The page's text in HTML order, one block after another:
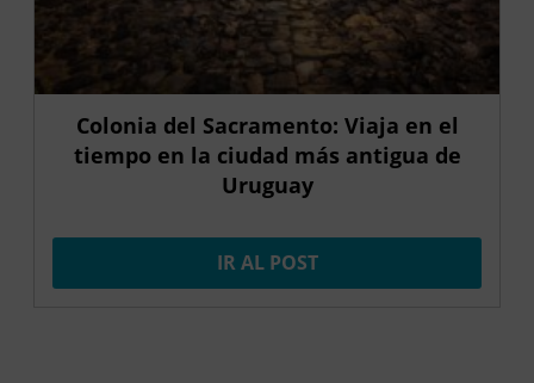
Colonia del Sacramento: Viaja en el
tiempo en la ciudad más antigua de
Uruguay
IR AL POST